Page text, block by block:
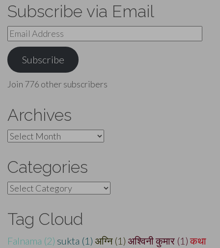
Subscribe via Email
Email
Address
Subscribe
Join 776 other subscribers
Archives
Archives
Categories
Categories
Tag Cloud
Falnama (2) sukta (1) अग्नि (1) अश्विनी कुमार (1) कथा